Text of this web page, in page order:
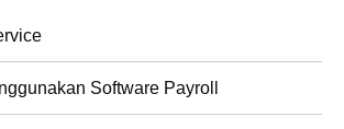
Software Payroll